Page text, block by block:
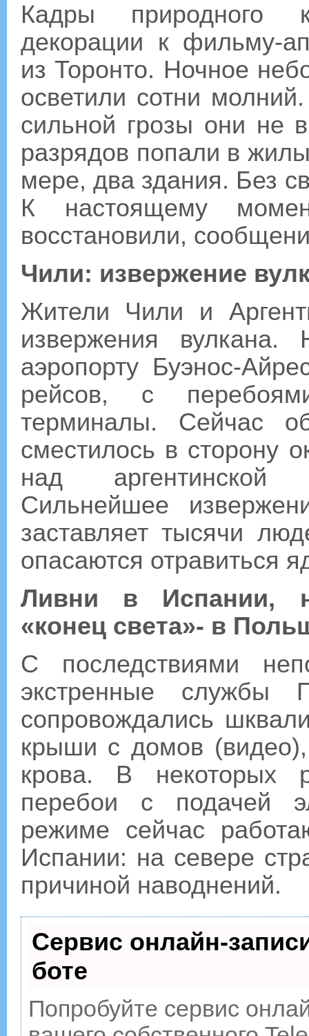
Кадры природного
декорации к фильму-
из Торонто. Ночное
осветили сотни
сильной грозы они не
разрядов попали в
мере, два здания. Без
К настоящему
восстановили,
Чили: извержение
Жители Чили и
извержения вулкана.
аэропорту Буэнос-
рейсов, с
терминалы. Сейчас
сместилось в сторону
над аргентинской
Сильнейшее
заставляет тысячи
опасаются отравиться
Ливни в Испании,
«конец света»- в
С последствиями
экстренные службы
сопровождались
крыши с домов (видео),
крова. В некоторых
перебои с подачей
режиме сейчас
Испании: на севере
причиной наводнений.
Сервис онлайн-
боте
Попробуйте сервис